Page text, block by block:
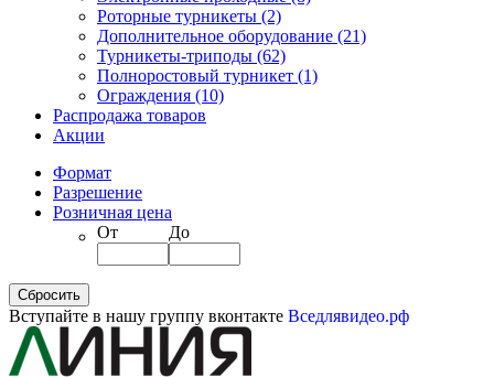
Роторные турникеты (2)
Дополнительное оборудование (21)
Турникеты-триподы (62)
Полноростовый турникет (1)
Ограждения (10)
Распродажа товаров
Акции
Формат
Разрешение
Розничная цена
От
До
Вступайте в нашу группу вконтакте Вседлявидео.рф